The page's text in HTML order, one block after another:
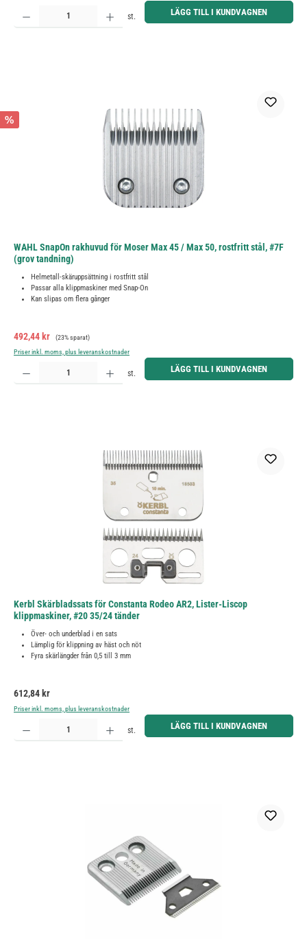
Produktkvantitet: Ange önskat belopp eller använd knapparna för att öka eller minska kvantiteten.
st. LÄGG TILL I KUNDVAGNEN
%
WAHL SnapOn rakhuvud för Moser Max 45 / Max 50, rostfritt stål, #7F
(grov tandning)
Helmetall-skäruppsättning i rostfritt stål
Passar alla klippmaskiner med Snap-On
Kan slipas om flera gånger
Försäljningspris:
492,44 kr Ordinarie pris:
(23% sparat)
Priser inkl. moms, plus leveranskostnader
Produktkvantitet: Ange önskat belopp eller använd knapparna för att öka eller minska kvantiteten.
st. LÄGG TILL I KUNDVAGNEN
Kerbl Skärbladssats för Constanta Rodeo AR2, Lister-Liscop
klippmaskiner, #20 35/24 tänder
Över- och underblad i en sats
Lämplig för klippning av häst och nöt
Fyra skärlängder från 0,5 till 3 mm
Ordinarie pris:
612,84 kr
Priser inkl. moms, plus leveranskostnader
Produktkvantitet: Ange önskat belopp eller använd knapparna för att öka eller minska kvantiteten.
st. LÄGG TILL I KUNDVAGNEN